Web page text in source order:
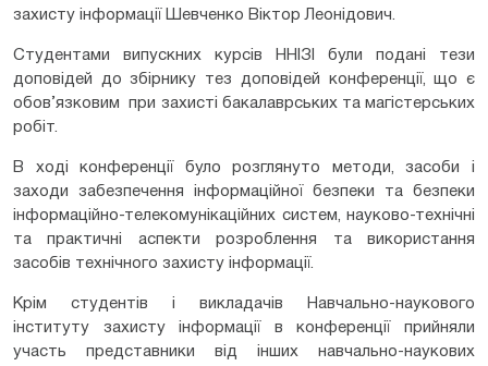
захисту інформації Шевченко Віктор Леонідович.
Студентами випускних курсів ННІЗІ були подані тези
доповідей до збірнику тез доповідей конференції, що є
обов’язковим при захисті бакалаврських та магістерських
робіт.
В ході конференції було розглянуто методи, засоби і
заходи забезпечення інформаційної безпеки та безпеки
інформаційно-телекомунікаційних систем, науково-технічні
та практичні аспекти розроблення та використання
засобів технічного захисту інформації.
Крім студентів і викладачів Навчально-наукового
інституту захисту інформації в конференції прийняли
участь представники від інших навчально-наукових